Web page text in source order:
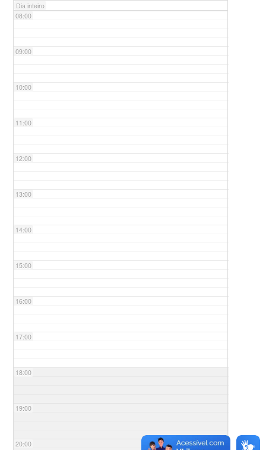
Dia inteiro
08:00
09:00
10:00
11:00
12:00
13:00
14:00
15:00
16:00
17:00
18:00
19:00
20:00